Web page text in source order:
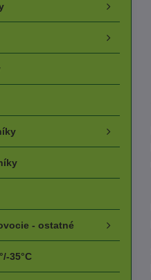
- ostatné
35°C